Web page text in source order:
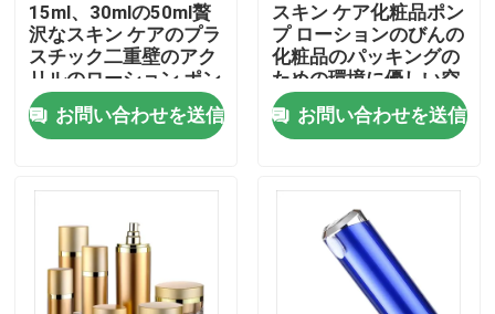
製品
企業情報
15ml、30mlの50ml贅
沢なスキン ケアのプラ
スチック二重壁のアク
リルのローション ポン
プびん
お問い合わせを送信
スキン ケア化粧品ポン
プ ローションのびんの
化粧品のパッキングの
ための環境に優しい空
のローションのびん
お問い合わせを送信